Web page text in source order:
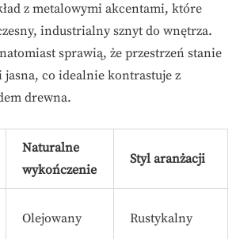
z metalowymi akcentami, które
industrialny sznyt do wnętrza.
sprawią, że przestrzeń stanie
jasna, co idealnie kontrastuje z
drewna.
Naturalne
wykończenie
Styl aranżacji
Olejowany Rustykalny